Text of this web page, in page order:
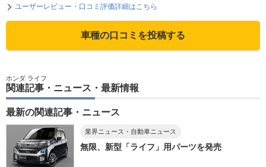
ユーザーレビュー・口コミ評価詳細はこちら
車種の口コミを投稿する
ホンダ ライフ
関連記事・ニュース・最新情報
最新の関連記事・ニュース
業界ニュース・自動車ニュース
無限、新型「ライフ」用パーツを発売